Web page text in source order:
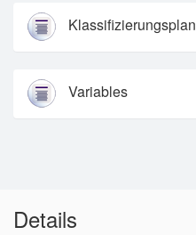
Klassifizierungsplan
Variables
Details